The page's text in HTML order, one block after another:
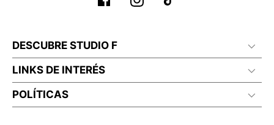
DESCUBRE STUDIO F
LINKS DE INTERÉS
POLÍTICAS